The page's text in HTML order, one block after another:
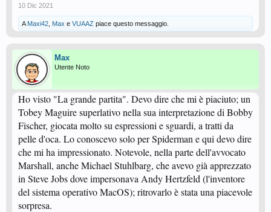
10 Dic 2021
A Maxi42 Max e VUAAZ piace questo messaggio.
Max
Utente Noto
Ho visto "La grande partita". Devo dire che mi è piaciuto; un
Tobey Maguire superlativo nella sua interpretazione di Bobby
Fischer, giocata molto su espressioni e sguardi, a tratti da
pelle d'oca. Lo conoscevo solo per Spiderman e qui devo dire
che mi ha impressionato. Notevole, nella parte dell'avvocato
Marshall, anche Michael Stuhlbarg, che avevo già apprezzato
in Steve Jobs dove impersonava Andy Hertzfeld (l'inventore
del sistema operativo MacOS); ritrovarlo è stata una piacevole
sorpresa.